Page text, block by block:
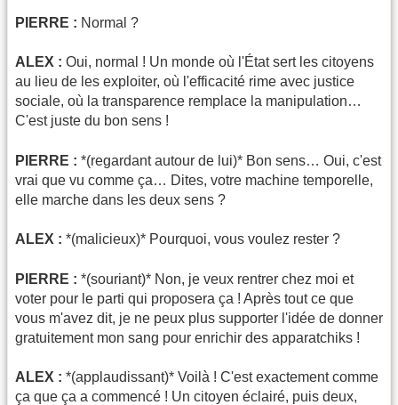
PIERRE : Normal ?
ALEX : Oui, normal ! Un monde où l'État sert les citoyens
au lieu de les exploiter, où l'efficacité rime avec justice
sociale, où la transparence remplace la manipulation…
C'est juste du bon sens !
PIERRE : *(regardant autour de lui)* Bon sens… Oui, c'est
vrai que vu comme ça… Dites, votre machine temporelle,
elle marche dans les deux sens ?
ALEX : *(malicieux)* Pourquoi, vous voulez rester ?
PIERRE : *(souriant)* Non, je veux rentrer chez moi et
voter pour le parti qui proposera ça ! Après tout ce que
vous m'avez dit, je ne peux plus supporter l'idée de donner
gratuitement mon sang pour enrichir des apparatchiks !
ALEX : *(applaudissant)* Voilà ! C'est exactement comme
ça que ça a commencé ! Un citoyen éclairé, puis deux,